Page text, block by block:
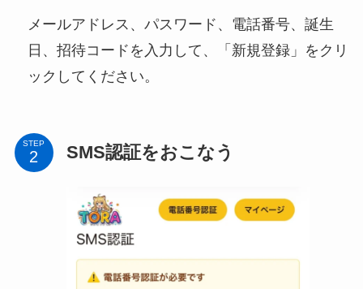
メールアドレス、パスワード、電話番号、誕生
日、招待コードを入力して、「新規登録」をクリ
ックしてください。
STEP SMS認証をおこなう